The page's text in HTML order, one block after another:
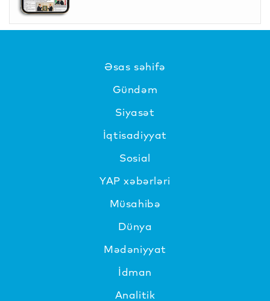
Əsas səhifə
Gündəm
Siyasət
İqtisadiyyat
Sosial
YAP xəbərləri
Müsahibə
Dünya
Mədəniyyat
İdman
Analitik